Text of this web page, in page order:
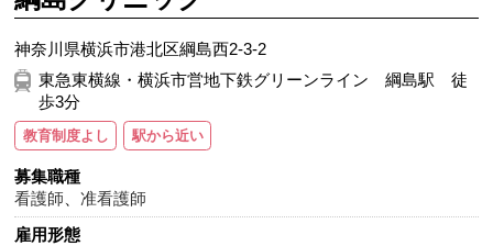
神奈川県横浜市港北区綱島西2-3-2
東急東横線・横浜市営地下鉄グリーンライン 綱島駅 徒
歩3分
教育制度よし 駅から近い
募集職種
看護師 、准看護師
雇用形態